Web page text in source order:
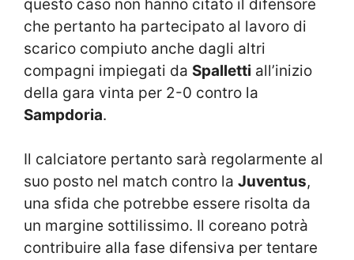
questo caso non hanno citato il difensore
che pertanto ha partecipato al lavoro di
scarico compiuto anche dagli altri
compagni impiegati da Spalletti all’inizio
della gara vinta per 2-0 contro la
Sampdoria.
Il calciatore pertanto sarà regolarmente al
suo posto nel match contro la Juventus,
una sfida che potrebbe essere risolta da
un margine sottilissimo. Il coreano potrà
contribuire alla fase difensiva per tentare